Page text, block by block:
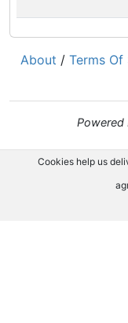
About / Terms Of
Powered
Cookies help us